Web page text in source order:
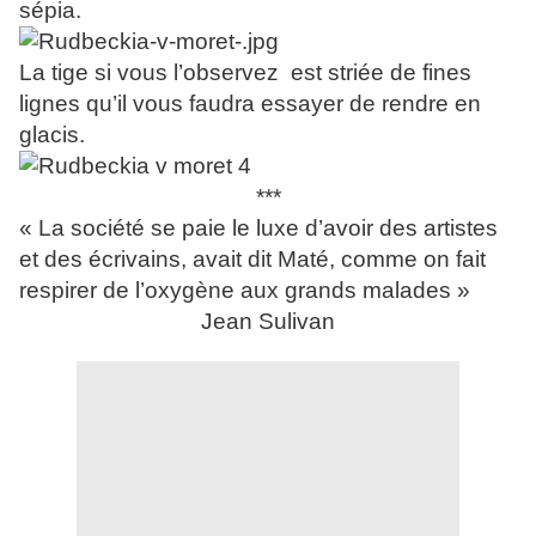
sépia.
La tige si vous l’observez est striée de fines
lignes qu’il vous faudra essayer de rendre en
glacis.
***
« La société se paie le luxe d’avoir des artistes
et des écrivains, avait dit Maté, comme on fait
respirer de l’oxygène aux grands malades »
Jean Sulivan